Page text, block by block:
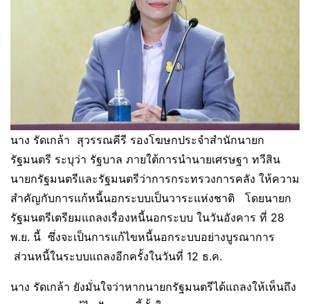
นาง รัดเกล้า สุวรรณคีรี รองโฆษกประจำสำนักนายก
รัฐมนตรี ระบุว่า รัฐบาล ภายใต้การนำนายเศรษฐา ทวีสิน
นายกรัฐมนตรีและรัฐมนตรีว่าการกระทรวงการคลัง ให้ความ
สำคัญกับการแก้หนี้นอกระบบเป็นวาระแห่งชาติ โดยนายก
รัฐมนตรีเตรียมแถลงเรื่องหนี้นอกระบบ ในวันอังคาร ที่ 28
พ.ย. นี้ ซึ่งจะเป็นการแก้ไขหนี้นอกระบบอย่างบูรณาการ
ส่วนหนี้ในระบบแถลงอีกครั้งในวันที่ 12 ธ.ค.
นาง รัดเกล้า ยังมั่นใจว่าหากนายกรัฐมนตรีได้แถลงให้เห็นถึง